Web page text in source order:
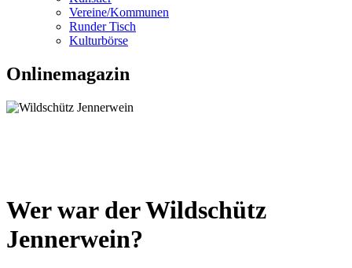
Vereine/Kommunen
Runder Tisch
Kulturbörse
Onlinemagazin
Wer war der Wildschütz
Jennerwein?